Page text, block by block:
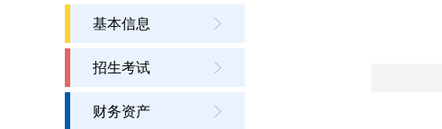
基本信息
招生考试
财务资产